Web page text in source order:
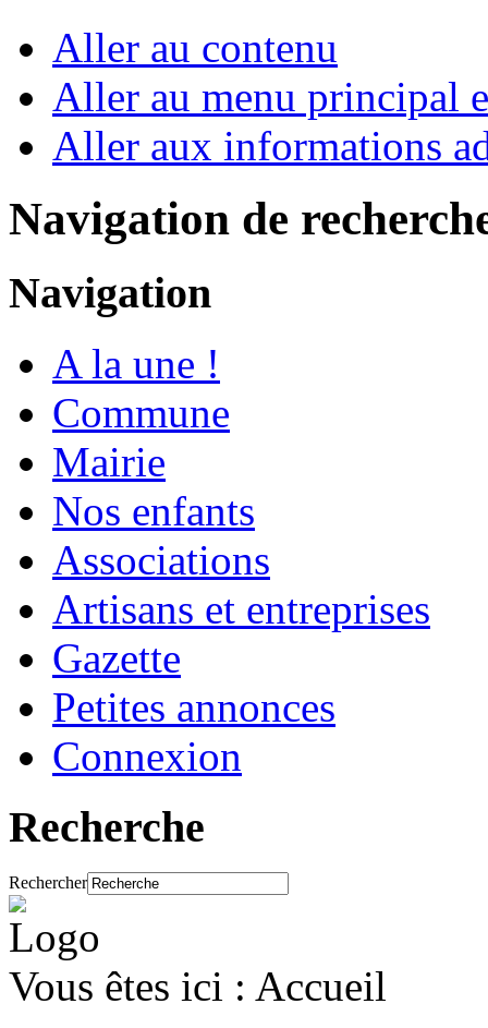
Aller au contenu
Aller au menu principal
Aller aux informations
Navigation de
Navigation
A la une !
Commune
Mairie
Nos enfants
Associations
Artisans et entreprises
Gazette
Petites annonces
Connexion
Recherche
Rechercher
Vous êtes ici : Accueil